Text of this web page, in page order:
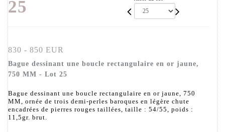
25
830 - 850 EUR
Bague dessinant une boucle rectangulaire en or jaune,
750 MM - Lot 25
Bague dessinant une boucle rectangulaire en or jaune, 750
MM, ornée de trois demi-perles baroques en légère chute
encadrées de pierres rouges taillées, taille : 54/55, poids :
11,5gr. brut.